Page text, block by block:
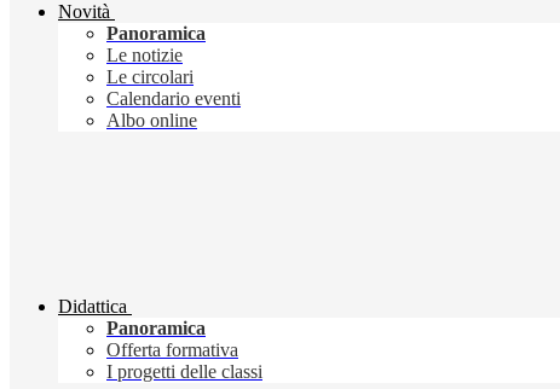
Novità
Panoramica
Le notizie
Le circolari
Calendario eventi
Albo online
Didattica
Panoramica
Offerta formativa
I progetti delle classi